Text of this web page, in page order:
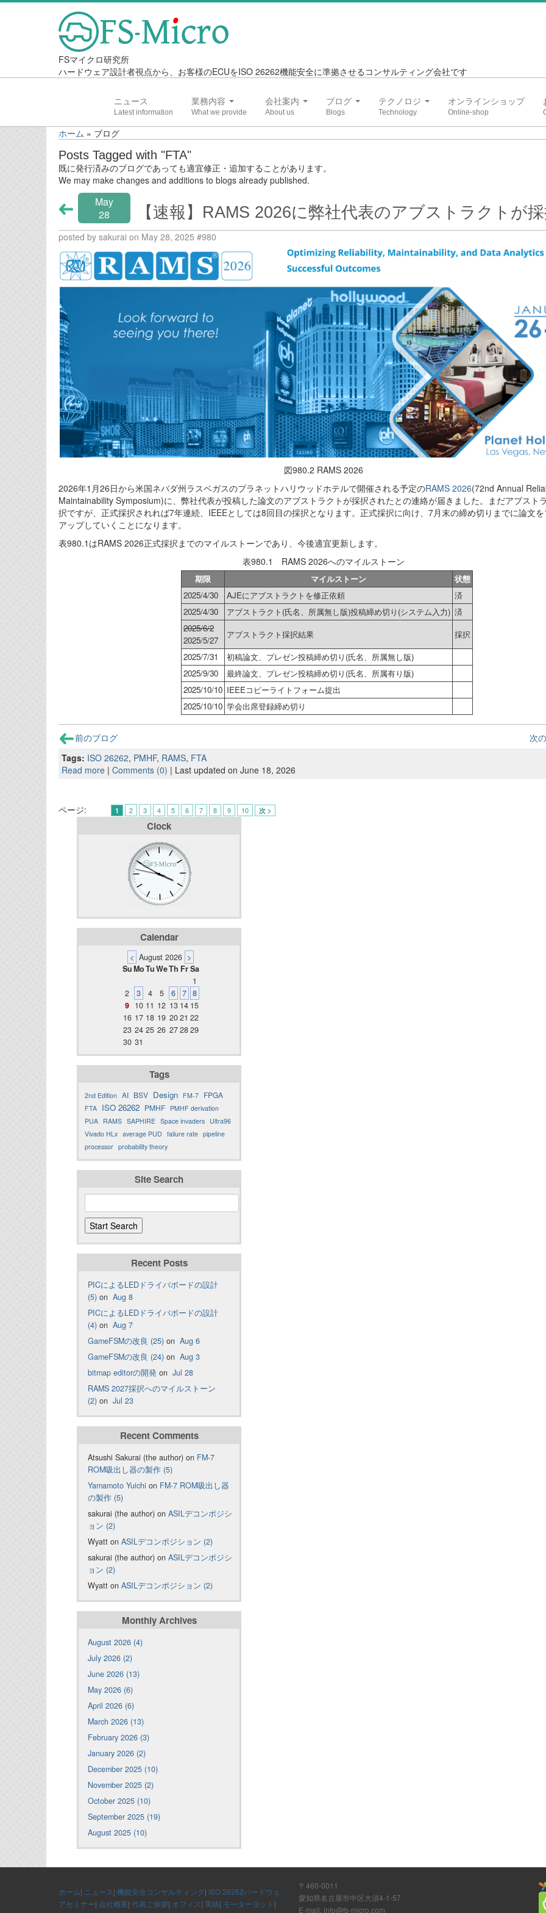
FSマイクロ研究所
ハードウェア設計者視点から、お客様のECUをISO 26262機能安全に準拠させるコンサルティング会社です
ニュース 業務内容 会社案内 ブログ テクノロジ オンラインショップ
ホーム » ブログ
Posts Tagged with "FTA"
既に発行済みのブログであっても適宜修正・追加することがあります。
We may make changes and additions to blogs already published.
May
28
【速報】RAMS 2026に弊社代表のアブストラクトが
posted by sakurai on May 28, 2025 #980
図980.2 RAMS 2026
2026年1月26日から米国ネバダ州ラスベガスのプラネットハリウッドホテルで開催される予定のRAMS 2026(72nd Annual
Maintainability Symposium)に、弊社代表が投稿した論文のアブストラクトが採択されたとの連絡が届きました。まだアブスト
択ですが、正式採択されれば7年連続、IEEEとしては8回目の採択となります。正式採択に向け、7月末の締め切りまでに論文
アップしていくことになります。
表980.1はRAMS 2026正式採択までのマイルストーンであり、今後適宜更新します。
表980.1 RAMS 2026へのマイルストーン
期限 マイルストーン
状態
2025/4/30
AJEにアブストラクトを修正依頼
済
2025/4/30
アブストラクト(氏名、所属無し版)投稿締め切り(システム入力) 済
2025/6/2
2025/5/27
アブストラクト採択結果
採択
2025/7/31
初稿論文、プレゼン投稿締め切り(氏名、所属無し版)
2025/9/30
最終論文、プレゼン投稿締め切り(氏名、所属有り版)
2025/10/10 IEEEコピーライトフォーム提出
2025/10/10 学会出席登録締め切り
前のブログ
次
Tags: ISO 26262, PMHF, RAMS, FTA
Read more | Comments (0) | Last updated on June 18, 2026
ページ: 1 2 3 4 5 6 7 8 9 10 次 >
Clock
Calendar
< August 2026 >
SuMoTuWeTh FrSa
1
2
3 4 5 6 7 8
9 10 11 12 13 14 15
16 17 18 19 2021 22
23 24 25 26 272829
30 31
Tags
2nd Edition AI BSV Design FM-7 FPGA
FTA ISO 26262 PMHF PMHF derivation
PUA RAMS SAPHIRE Space invaders Ultra96
Vivado HLx average PUD failure rate pipeline
processor probability theory
Site Search
Recent Posts
PICによるLEDドライバボードの設計
(5) on Aug 8
PICによるLEDドライバボードの設計
(4) on Aug 7
GameFSMの改良 (25) on Aug 6
GameFSMの改良 (24) on Aug 3
bitmap editorの開発 on Jul 28
RAMS 2027採択へのマイルストーン
(2) on Jul 23
Recent Comments
Atsushi Sakurai (the author) on FM-7
ROM吸出し器の製作 (5)
Yamamoto Yuichi on FM-7 ROM吸出し器
の製作 (5)
sakurai (the author) on ASILデコンポジシ
ョン (2)
Wyatt on ASILデコンポジション (2)
sakurai (the author) on ASILデコンポジシ
ョン (2)
Wyatt on ASILデコンポジション (2)
Monthly Archives
August 2026 (4)
July 2026 (2)
June 2026 (13)
May 2026 (6)
April 2026 (6)
March 2026 (13)
February 2026 (3)
January 2026 (2)
December 2025 (10)
November 2025 (2)
October 2025 (10)
September 2025 (19)
August 2025 (10)
ホーム| ニュース| 機能安全コンサルティング| ISO 26262ハードウェ
アセミナー| 会社概要| 代表ご挨拶| オフィス| 実績| モーターヨット |
〒460-0011
愛知県名古屋市中区大須4-1-57
E-mail: info@fs-micro.com